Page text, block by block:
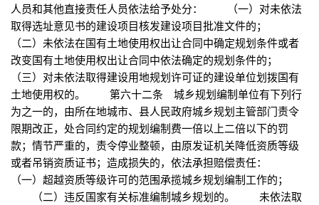
人员和其他直接责任人员依法给予处分： （一）对未依法
取得选址意见书的建设项目核发建设项目批准文件的；
（二）未依法在国有土地使用权出让合同中确定规划条件或者
改变国有土地使用权出让合同中依法确定的规划条件的；
（三）对未依法取得建设用地规划许可证的建设单位划拨国有
土地使用权的。 第六十二条 城乡规划编制单位有下列行
为之一的，由所在地城市、县人民政府城乡规划主管部门责令
限期改正，处合同约定的规划编制费一倍以上二倍以下的罚
款；情节严重的，责令停业整顿，由原发证机关降低资质等级
或者吊销资质证书；造成损失的，依法承担赔偿责任：
（一）超越资质等级许可的范围承揽城乡规划编制工作的；
（二）违反国家有关标准编制城乡规划的。 未依法取